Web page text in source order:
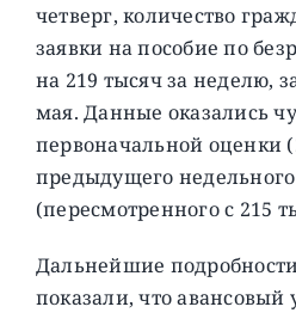
четверг, количество
заявки на пособие по
на 219 тысяч за неделю,
мая.Данные оказались
первоначальной оценки
предыдущего
(пересмотренного с 215
Дальнейшие
показали, что авансовый